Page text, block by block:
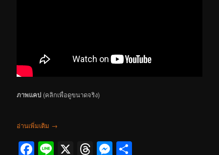
ภาพแคป (คลิกเพื่อดูขนาดจริง)
อ่านเพิ่มเติม →
Facebook
Line
X Threads
Messenger